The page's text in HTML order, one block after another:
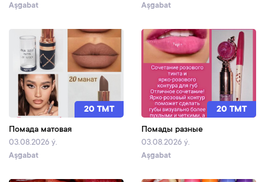
Aşgabat Aşgabat
20 TMT
Помада матовая
03.08.2026 ý.
Aşgabat
20 TMT
Помады разные
03.08.2026 ý.
Aşgabat